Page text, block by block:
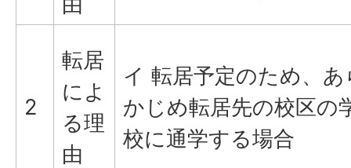
2
転居
によ
る理
由
イ 転居予定のため、あ
かじめ転居先の校区の
校に通学する場合